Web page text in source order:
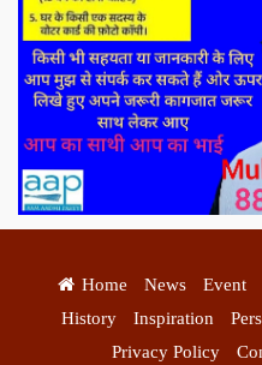
Home News Event
History
Inspiration
Privacy Policy